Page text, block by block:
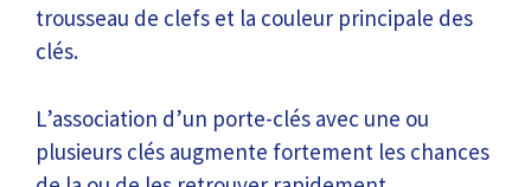
trousseau de clefs et la couleur principale des
clés.
L’association d’un porte-clés avec une ou
plusieurs clés augmente fortement les chances